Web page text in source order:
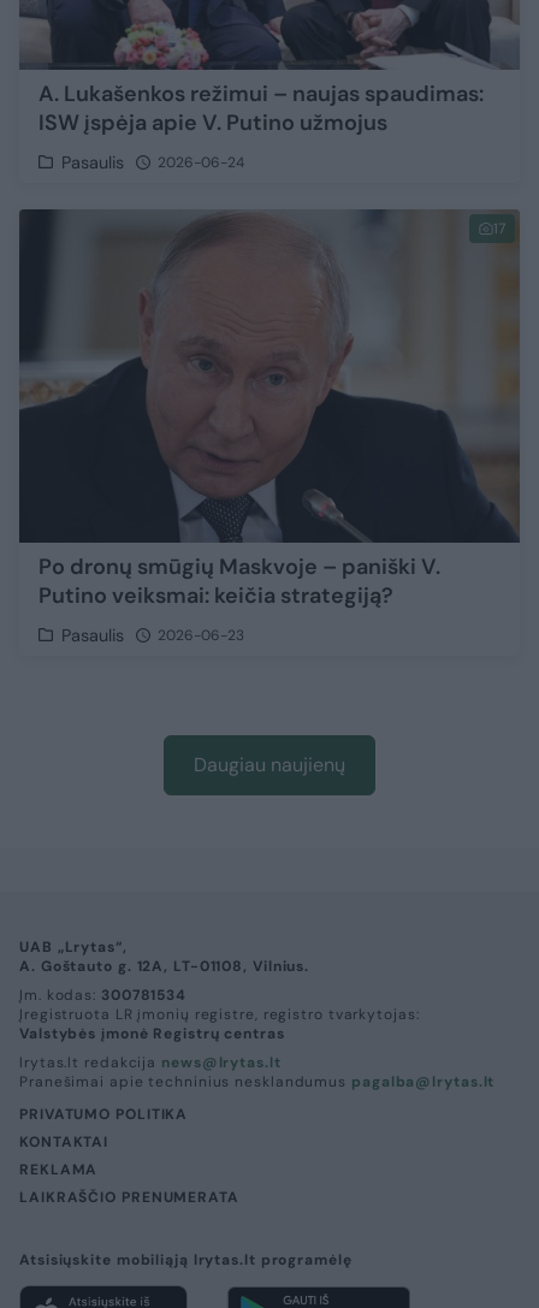
A. Lukašenkos režimui – naujas spaudimas:
ISW įspėja apie V. Putino užmojus
Pasaulis 2026-06-24
17
Po dronų smūgių Maskvoje – paniški V.
Putino veiksmai: keičia strategiją?
Pasaulis 2026-06-23
Daugiau naujienų
UAB „Lrytas“,
A. Goštauto g. 12A, LT-01108, Vilnius.
Įm. kodas: 300781534
Įregistruota LR įmonių registre, registro tvarkytojas:
Valstybės įmonė Registrų centras
lrytas.lt redakcija news@lrytas.lt
Pranešimai apie techninius nesklandumus pagalba@lrytas.lt
PRIVATUMO POLITIKA
KONTAKTAI
REKLAMA
LAIKRAŠČIO PRENUMERATA
Atsisiųskite mobiliąją lrytas.lt programėlę